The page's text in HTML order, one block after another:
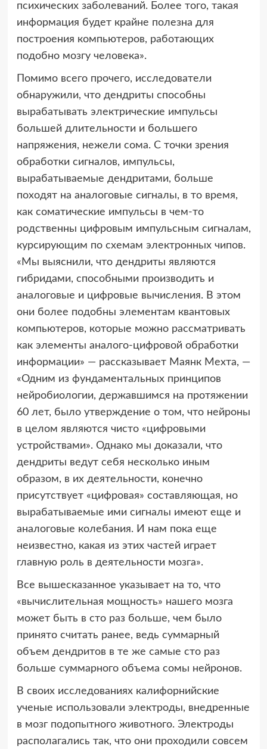
психических заболеваний. Более того, такая
информация будет крайне полезна для
построения компьютеров, работающих
подобно мозгу человека».
Помимо всего прочего, исследователи
обнаружили, что дендриты способны
вырабатывать электрические импульсы
большей длительности и большего
напряжения, нежели сома. С точки зрения
обработки сигналов, импульсы,
вырабатываемые дендритами, больше
походят на аналоговые сигналы, в то время,
как соматические импульсы в чем-то
родственны цифровым импульсным сигналам,
курсирующим по схемам электронных чипов.
«Мы выяснили, что дендриты являются
гибридами, способными производить и
аналоговые и цифровые вычисления. В этом
они более подобны элементам квантовых
компьютеров, которые можно рассматривать
как элементы аналого-цифровой обработки
информации» — рассказывает Маянк Мехта, —
«Одним из фундаментальных принципов
нейробиологии, державшимся на протяжении
60 лет, было утверждение о том, что нейроны
в целом являются чисто «цифровыми
устройствами». Однако мы доказали, что
дендриты ведут себя несколько иным
образом, в их деятельности, конечно
присутствует «цифровая» составляющая, но
вырабатываемые ими сигналы имеют еще и
аналоговые колебания. И нам пока еще
неизвестно, какая из этих частей играет
главную роль в деятельности мозга».
Все вышесказанное указывает на то, что
«вычислительная мощность» нашего мозга
может быть в сто раз больше, чем было
принято считать ранее, ведь суммарный
объем дендритов в те же самые сто раз
больше суммарного объема сомы нейронов.
В своих исследованиях калифорнийские
ученые использовали электроды, внедренные
в мозг подопытного животного. Электроды
располагались так, что они проходили совсем